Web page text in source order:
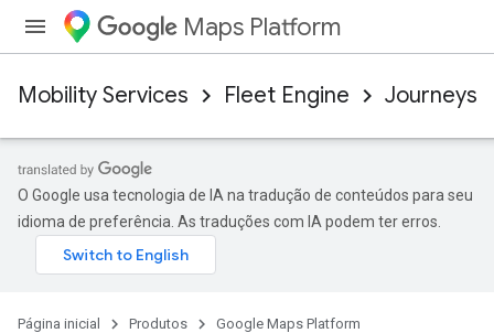
Maps Platform
Mobility Services Fleet Engine Journeys
O Google usa tecnologia de IA na tradução de conteúdos para seu
idioma de preferência. As traduções com IA podem ter erros.
Página inicial Produtos
Google Maps Platform